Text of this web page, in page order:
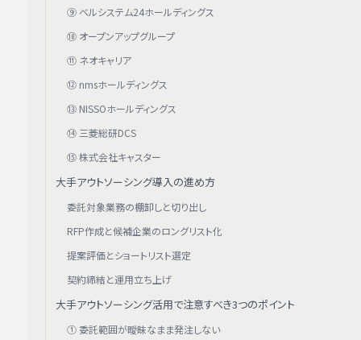
⑨ ベルシステム24ホールディングス
⑩ オープンアップグループ
⑪ ネオキャリア
⑫ nmsホールディングス
⑬ NISSOホールディングス
⑭ 三菱総研DCS
⑮ 株式会社キャスター
大手アウトソーシング導入の進め方
委託対象業務の棚卸しと切り出し
RFP作成と候補企業のロングリスト化
提案評価とショートリスト選定
契約締結と運用立ち上げ
大手アウトソーシング活用で注意すべき3つのポイント
① 委託範囲が曖昧なまま発注しない